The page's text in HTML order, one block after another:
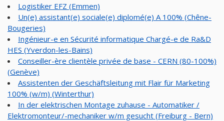
Logistiker EFZ (Emmen)
Un(e) assistant(e) sociale(e) diplomé(e) A 100% (Chêne-
Bougeries)
Ingénieur-e en Sécurité informatique Chargé-e de Ra&D
HES (Yverdon-les-Bains)
Conseiller-ère clientèle privée de base - CERN (80-100%)
(Genève)
Assistenten der Geschäftsleitung mit Flair für Marketing
100% (w/m) (Winterthur)
In der elektrischen Montage zuhause - Automatiker /
Elektromonteur/-mechaniker w/m gesucht (Freiburg - Bern)